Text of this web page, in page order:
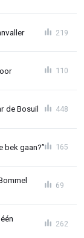
219
110
de Bosuil 448
bek gaan?” 165
69
262